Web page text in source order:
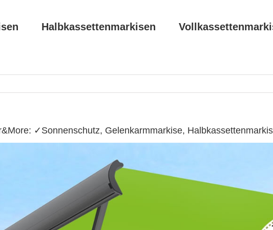
Halbkassettenmarkisen
✓Sonnenschutz, Gelenkarmmarkise,